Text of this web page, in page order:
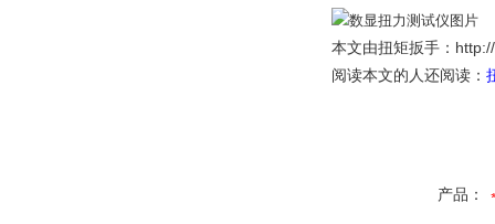
本文由扭矩扳手 ：
阅读本文的人还阅读：
产品：